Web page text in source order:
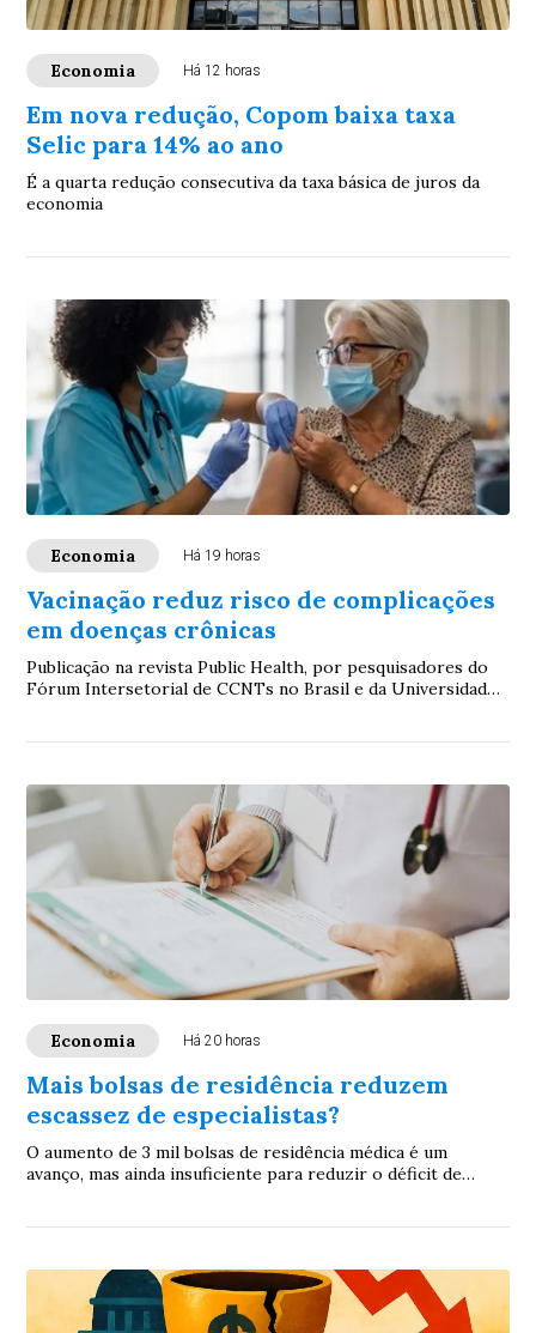
Economia Há 12 horas
Em nova redução, Copom baixa taxa
Selic para 14% ao ano
É a quarta redução consecutiva da taxa básica de juros da
economia
Economia Há 19 horas
Vacinação reduz risco de complicações
em doenças crônicas
Publicação na revista Public Health, por pesquisadores do
Fórum Intersetorial de CCNTs no Brasil e da Universidade
Economia Há 20 horas
Mais bolsas de residência reduzem
escassez de especialistas?
O aumento de 3 mil bolsas de residência médica é um
avanço, mas ainda insuficiente para reduzir o déficit de